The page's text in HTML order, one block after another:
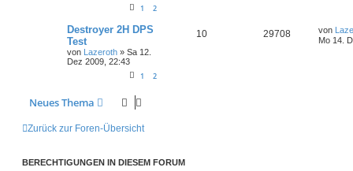
1 2
Destroyer 2H DPS
Test
von Lazeroth » Sa 12.
Dez 2009, 22:43
1 2
10 29708 von
Mo 14.
Neues Thema
Zurück zur Foren-Übersicht
BERECHTIGUNGEN IN DIESEM FORUM